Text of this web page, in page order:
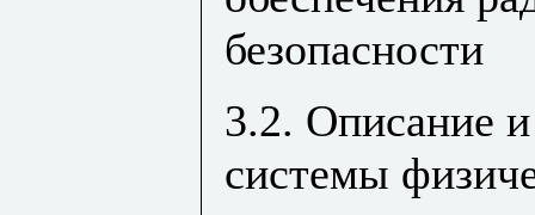
безопасности
3.2. Описание и
системы